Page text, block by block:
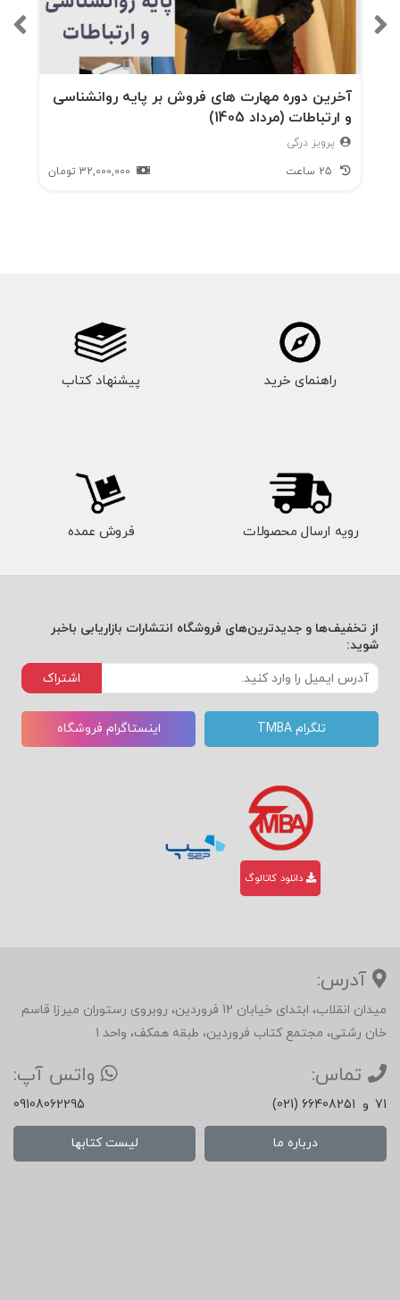
آخرین دوره مهارت های فروش بر پایه روانشناسی
و ارتباطات (مرداد 1405)
پرویز درگی
32,000,000 تومان
راهنمای خرید پیشنهاد کتاب
رویه ارسال محصولات فروش عمده
از تخفیف‌ها و جدیدترین‌های فروشگاه انتشارات بازاریابی باخبر
شوید:
اشتراک
تلگرام TMBA اینستاگرام فروشگاه
دانلود کاتالوگ
آدرس:
میدان انقلاب، ابتدای خیابان 12 فروردین، روبروی رستوران میرزا قاسم
خان رشتی، مجتمع کتاب فروردین، طبقه همکف، واحد 1
تماس:
(021) 66408251 و 71
واتس آپ:
09108062295
درباره ما لیست کتابها